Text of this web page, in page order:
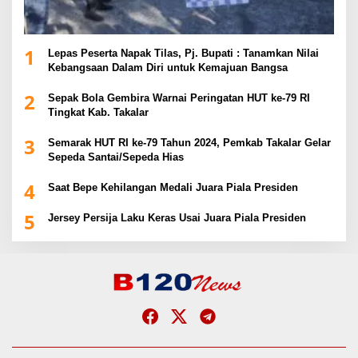
1
Lepas Peserta Napak Tilas, Pj. Bupati : Tanamkan Nilai
Kebangsaan Dalam Diri untuk Kemajuan Bangsa
2
Sepak Bola Gembira Warnai Peringatan HUT ke-79 RI
Tingkat Kab. Takalar
3
Semarak HUT RI ke-79 Tahun 2024, Pemkab Takalar Gelar
Sepeda Santai/Sepeda Hias
4 Saat Bepe Kehilangan Medali Juara Piala Presiden
5 Jersey Persija Laku Keras Usai Juara Piala Presiden